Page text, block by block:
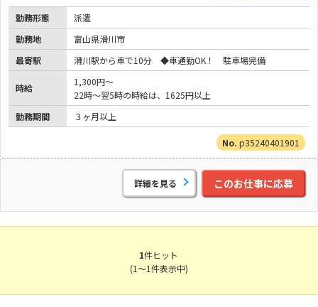
勤務形態
派遣
勤務地
富山県滑川市
最寄駅
滑川駅から車で10分 ◆車通勤OK！ 駐車場完備
時給
1,300円～
22時～翌5時の時給は、1625円以上
勤務期間
３ヶ月以上
p35240401901
詳細を見る このお仕事に応募
1件ヒット
(1～1件表示中)